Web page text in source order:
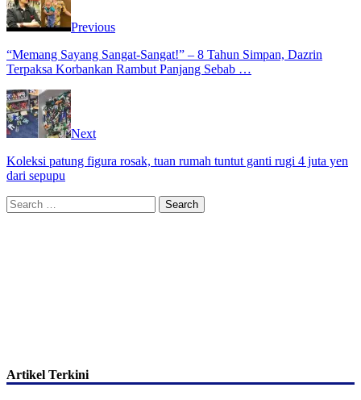
Previous
“Memang Sayang Sangat-Sangat!” – 8 Tahun Simpan, Dazrin
Terpaksa Korbankan Rambut Panjang Sebab …
Next
Koleksi patung figura rosak, tuan rumah tuntut ganti rugi 4 juta yen
dari sepupu
Search
for:
Artikel Terkini